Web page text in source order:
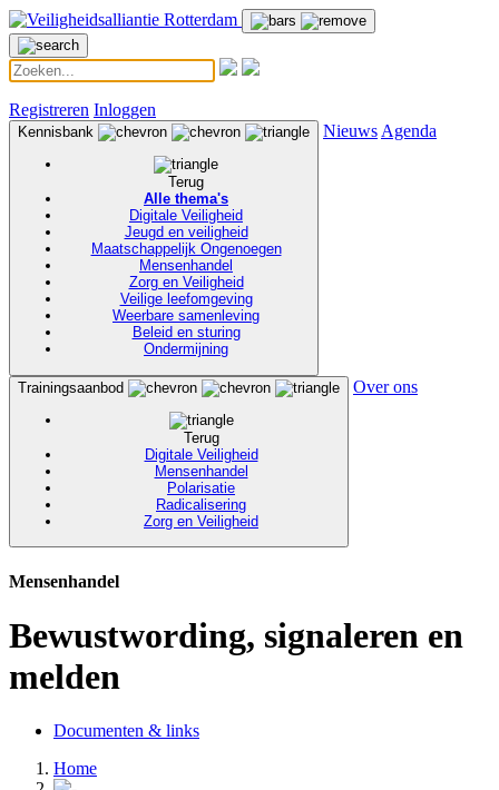
Registreren Inloggen
Kennisbank
Terug
Alle thema's
Digitale Veiligheid
Jeugd en veiligheid
Maatschappelijk Ongenoegen
Mensenhandel
Zorg en Veiligheid
Veilige leefomgeving
Weerbare samenleving
Beleid en sturing
Ondermijning
Nieuws Agenda
Trainingsaanbod
Terug
Digitale Veiligheid
Mensenhandel
Polarisatie
Radicalisering
Zorg en Veiligheid
Over ons
Mensenhandel
Bewustwording, signaleren en
melden
Documenten & links
Home